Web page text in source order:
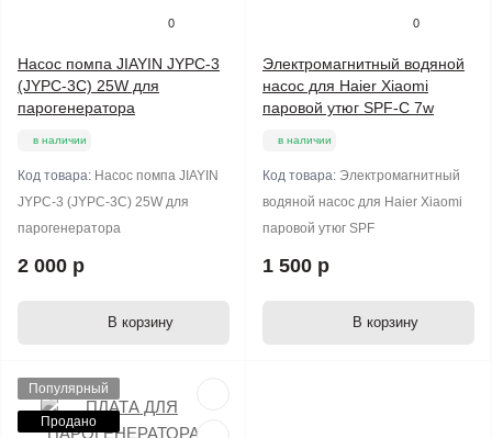
0
Насос помпа JIAYIN JYPC-3
(JYPC-3C) 25W для
парогенератора
в наличии
Код товара: Насос помпа JIAYIN
JYPC-3 (JYPC-3C) 25W для
парогенератора
2 000 р
В корзину
0
Электромагнитный водяной
насос для Haier Xiaomi
паровой утюг SPF-C 7w
в наличии
Код товара: Электромагнитный
водяной насос для Haier Xiaomi
паровой утюг SPF
1 500 р
В корзину
Популярный
Продано